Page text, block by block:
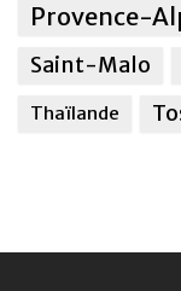
Provence-
Saint-Malo
Thaïlande